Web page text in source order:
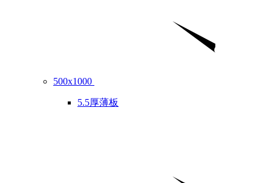
500x1000
5.5厚薄板